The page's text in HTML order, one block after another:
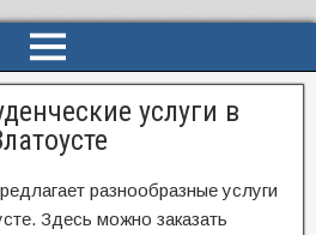
услуги в
разнообразные услуги
Здесь можно заказать